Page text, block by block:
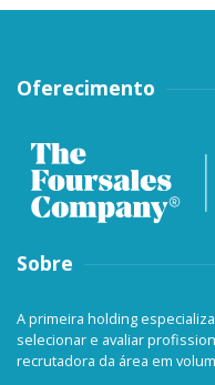
Oferecimento
Sobre
A primeira holding
selecionar e avaliar
recrutadora da área em